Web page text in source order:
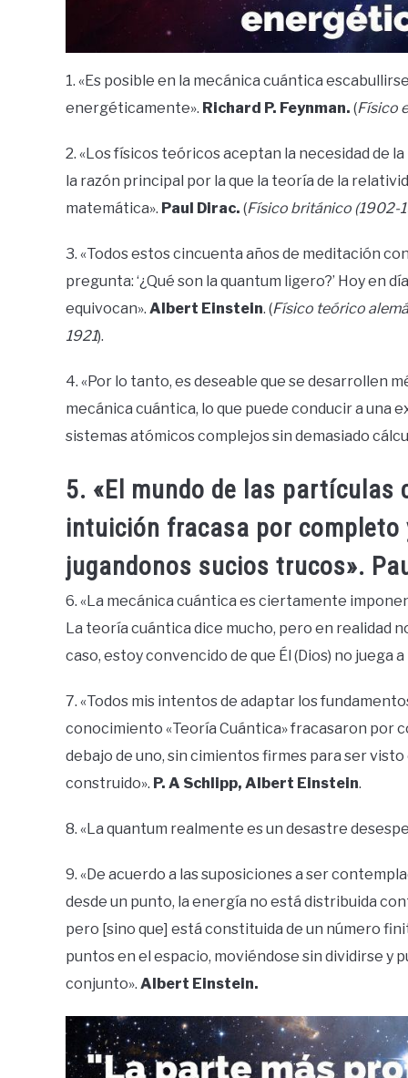
1. «Es posible en la mecánica cuántica
energéticamente». Richard P. Feynman. (Físico
2. «Los físicos teóricos aceptan la necesidad de
la razón principal por la que la teoría de la
matemática». Paul Dirac. (Físico británico (1902-
3. «Todos estos cincuenta años de meditación
pregunta: ‘¿Qué son la quantum ligero?’ Hoy en
equivocan». Albert Einstein. (Físico teórico
1921).
4. «Por lo tanto, es deseable que se desarrollen
mecánica cuántica, lo que puede conducir a una
sistemas atómicos complejos sin demasiado
5. «El mundo de las
intuición fracasa por
jugandonos sucios trucos».
6. «La mecánica cuántica es ciertamente
La teoría cuántica dice mucho, pero en realidad
caso, estoy convencido de que Él (Dios) no juega a
7. «Todos mis intentos de adaptar los
conocimiento «Teoría Cuántica» fracasaron por
debajo de uno, sin cimientos firmes para ser
construido». P. A Schlipp, Albert Einstein.
8. «La quantum realmente es un desastre
9. «De acuerdo a las suposiciones a ser
desde un punto, la energía no está distribuida
pero [sino que] está constituida de un número
puntos en el espacio, moviéndose sin dividirse y
conjunto». Albert Einstein.